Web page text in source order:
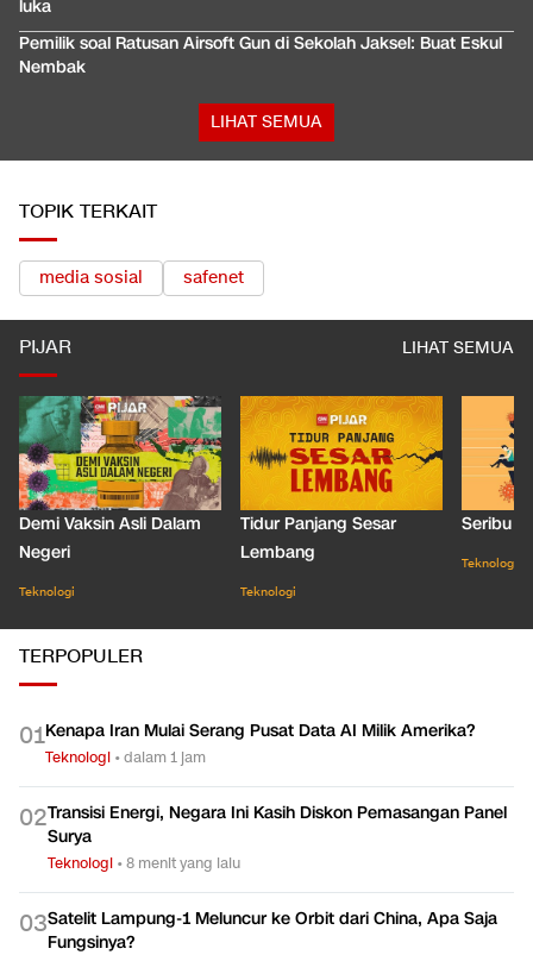
luka
Pemilik soal Ratusan Airsoft Gun di Sekolah Jaksel: Buat Eskul
Nembak
LIHAT SEMUA
TOPIK TERKAIT
media sosial safenet
PIJAR LIHAT SEMUA
Demi Vaksin Asli Dalam
Negeri
Teknologi
Tidur Panjang Sesar
Lembang
Teknologi
Seribu
Teknologi
TERPOPULER
01Kenapa Iran Mulai Serang Pusat Data AI Milik Amerika?
Teknologi •dalam 1 jam
02Transisi Energi, Negara Ini Kasih Diskon Pemasangan Panel
Surya
Teknologi •8 menit yang lalu
03Satelit Lampung-1 Meluncur ke Orbit dari China, Apa Saja
Fungsinya?